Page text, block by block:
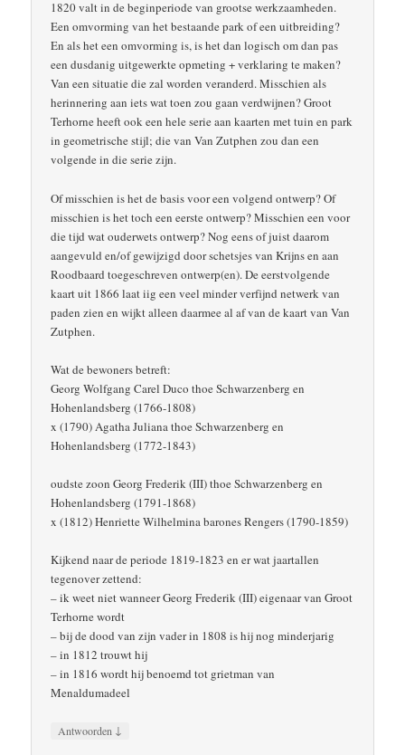
1820 valt in de beginperiode van grootse werkzaamheden.
Een omvorming van het bestaande park of een uitbreiding?
En als het een omvorming is, is het dan logisch om dan pas
een dusdanig uitgewerkte opmeting + verklaring te maken?
Van een situatie die zal worden veranderd. Misschien als
herinnering aan iets wat toen zou gaan verdwijnen? Groot
Terhorne heeft ook een hele serie aan kaarten met tuin en park
in geometrische stijl; die van Van Zutphen zou dan een
volgende in die serie zijn.
Of misschien is het de basis voor een volgend ontwerp? Of
misschien is het toch een eerste ontwerp? Misschien een voor
die tijd wat ouderwets ontwerp? Nog eens of juist daarom
aangevuld en/of gewijzigd door schetsjes van Krijns en aan
Roodbaard toegeschreven ontwerp(en). De eerstvolgende
kaart uit 1866 laat iig een veel minder verfijnd netwerk van
paden zien en wijkt alleen daarmee al af van de kaart van Van
Zutphen.
Wat de bewoners betreft:
Georg Wolfgang Carel Duco thoe Schwarzenberg en
Hohenlandsberg (1766-1808)
x (1790) Agatha Juliana thoe Schwarzenberg en
Hohenlandsberg (1772-1843)
oudste zoon Georg Frederik (III) thoe Schwarzenberg en
Hohenlandsberg (1791-1868)
x (1812) Henriette Wilhelmina barones Rengers (1790-1859)
Kijkend naar de periode 1819-1823 en er wat jaartallen
tegenover zettend:
– ik weet niet wanneer Georg Frederik (III) eigenaar van Groot
Terhorne wordt
– bij de dood van zijn vader in 1808 is hij nog minderjarig
– in 1812 trouwt hij
– in 1816 wordt hij benoemd tot grietman van
Menaldumadeel
Antwoorden ↓